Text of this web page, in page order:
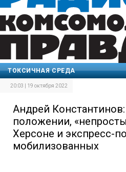
ТОКСИЧНАЯ СРЕДА
20:03 | 19 октября 2022
Андрей
положении,
Херсоне и экспресс-
мобилизованных